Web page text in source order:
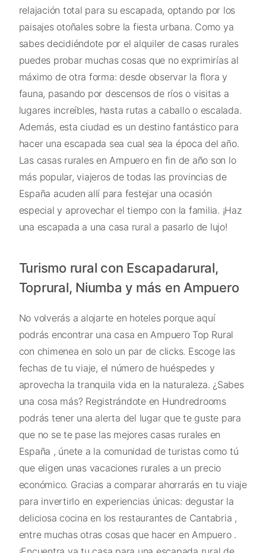
relajación total para su escapada, optando por los
paisajes otoñales sobre la fiesta urbana. Como ya
sabes decidiéndote por el alquiler de casas rurales
puedes probar muchas cosas que no exprimirías al
máximo de otra forma: desde observar la flora y
fauna, pasando por descensos de ríos o visitas a
lugares increíbles, hasta rutas a caballo o escalada.
Además, esta ciudad es un destino fantástico para
hacer una escapada sea cual sea la época del año.
Las casas rurales en Ampuero en fin de año son lo
más popular, viajeros de todas las provincias de
España acuden allí para festejar una ocasión
especial y aprovechar el tiempo con la familia. ¡Haz
una escapada a una casa rural a pasarlo de lujo!
Turismo rural con Escapadarural,
Toprural, Niumba y más en Ampuero
No volverás a alojarte en hoteles porque aquí
podrás encontrar una casa en Ampuero Top Rural
con chimenea en solo un par de clicks. Escoge las
fechas de tu viaje, el número de huéspedes y
aprovecha la tranquila vida en la naturaleza. ¿Sabes
una cosa más? Registrándote en Hundredrooms
podrás tener una alerta del lugar que te guste para
que no se te pase las mejores casas rurales en
España , únete a la comunidad de turistas como tú
que eligen unas vacaciones rurales a un precio
económico. Gracias a comparar ahorrarás en tu viaje
para invertirlo en experiencias únicas: degustar la
deliciosa cocina en los restaurantes de Cantabria ,
entre muchas otras cosas que hacer en Ampuero .